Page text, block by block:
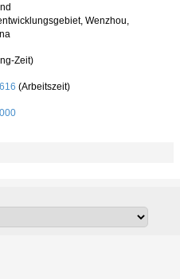
Wenzhou,
Zeit)
(Arbeitszeit)